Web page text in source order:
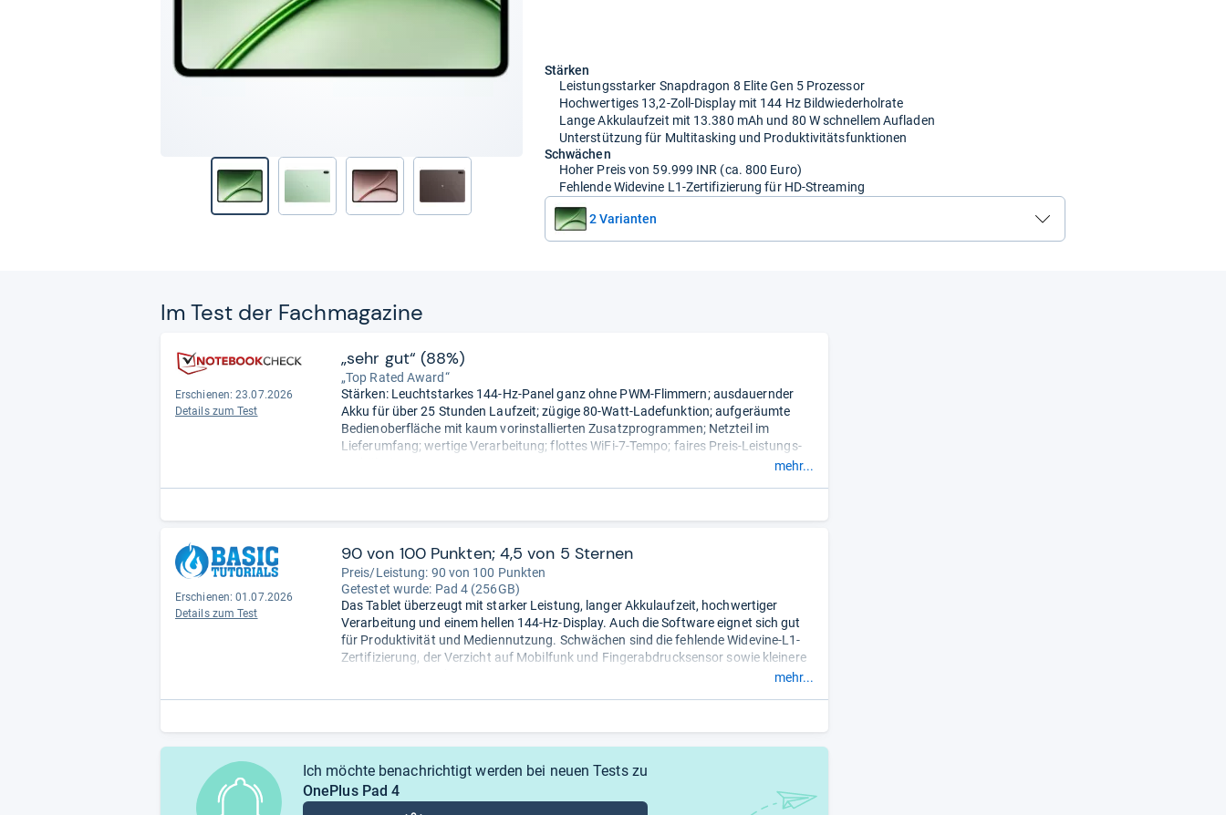
Stärken
Leistungsstarker Snapdragon 8 Elite Gen 5 Prozessor
Hochwertiges 13,2-Zoll-Display mit 144 Hz Bildwiederholrate
Lange Akkulaufzeit mit 13.380 mAh und 80 W schnellem Aufladen
Unterstützung für Multitasking und Produktivitätsfunktionen
Schwächen
Hoher Preis von 59.999 INR (ca. 800 Euro)
Fehlende Widevine L1-Zertifizierung für HD-Streaming
2 Varianten
Im Test der Fach­ma­ga­zine
Erschienen:23.07.2026
Details zum Test
„sehr gut“ (88%)
„Top Rated Award“
Stärken: Leuchtstarkes 144-Hz-Panel ganz ohne PWM-Flimmern; ausdauernder
Akku für über 25 Stunden Laufzeit; zügige 80-Watt-Ladefunktion; aufgeräumte
Bedienoberfläche mit kaum vorinstallierten Zusatzprogrammen; Netzteil im
Lieferumfang; wertige Verarbeitung; flottes WiFi-7-Tempo; faires Preis-Leistungs-
mehr...
Erschienen:01.07.2026
Details zum Test
90 von 100 Punkten; 4,5 von 5 Sternen
Preis/Leistung: 90 von 100 Punkten
Getestet wurde: Pad 4 (256GB)
Das Tablet überzeugt mit starker Leistung, langer Akkulaufzeit, hochwertiger
Verarbeitung und einem hellen 144-Hz-Display. Auch die Software eignet sich gut
für Produktivität und Mediennutzung. Schwächen sind die fehlende Widevine-L1-
Zertifizierung, der Verzicht auf Mobilfunk und Fingerabdrucksensor sowie kleinere
mehr...
Ich möchte benachrichtigt werden bei neuen Tests zu
OnePlus Pad 4